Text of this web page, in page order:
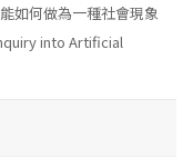
如何做為一種社會現象
into Artificial